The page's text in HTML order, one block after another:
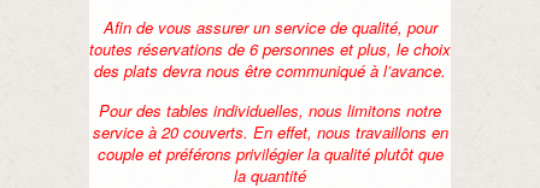
Afin de vous assurer un service de qualité, pour
toutes réservations de 6 personnes et plus, le choix
des plats devra nous être communiqué à l’avance.
Pour des tables individuelles, nous limitons notre
service à 20 couverts. En effet, nous travaillons en
couple et préférons privilégier la qualité plutôt que
la quantité